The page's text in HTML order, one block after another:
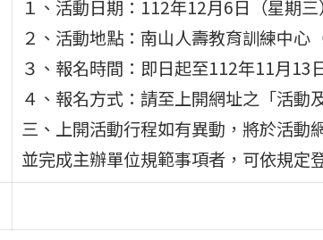
１、活動日期：112年12月6日（星期三
２、活動地點：南山人壽教育訓練中心
３、報名時間：即日起至112年11月13
４、報名方式：請至上開網址之「活動
三、上開活動行程如有異動，將於活動
並完成主辦單位規範事項者，可依規定